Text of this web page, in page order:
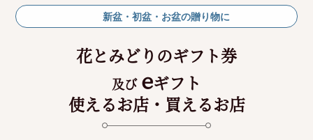
新盆・初盆・お盆の贈り物に
花とみどりのギフト券
及び eギフト
使えるお店・買えるお店